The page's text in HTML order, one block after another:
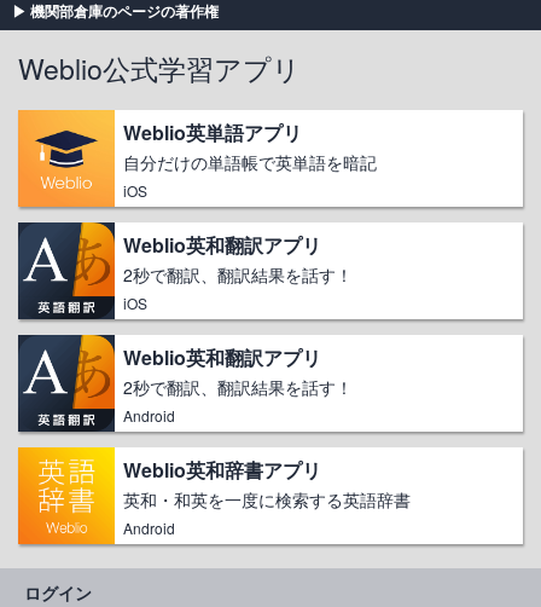
機関部倉庫のページの著作権
Weblio公式学習アプリ
Weblio英単語アプリ
自分だけの単語帳で英単語を暗記
iOS
Weblio英和翻訳アプリ
2秒で翻訳、翻訳結果を話す！
iOS
Weblio英和翻訳アプリ
2秒で翻訳、翻訳結果を話す！
Android
Weblio英和辞書アプリ
英和・和英を一度に検索する英語辞書
Android
ログイン